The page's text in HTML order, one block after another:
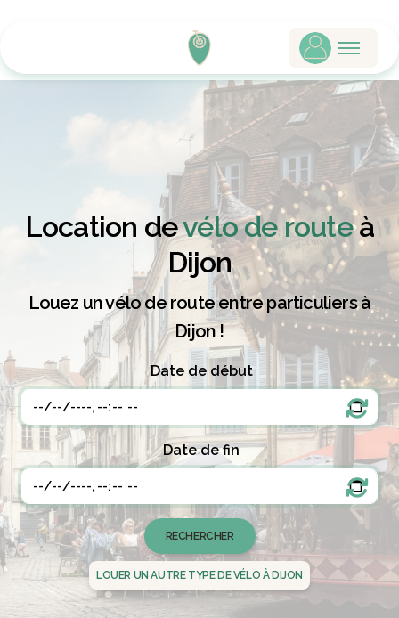
Location devélo de routeà
Dijon
Louez un vélo de route entre particuliers à
Dijon !
Date de début
Date de fin
LOUER UN AUTRE TYPE DE VÉLO À DIJON